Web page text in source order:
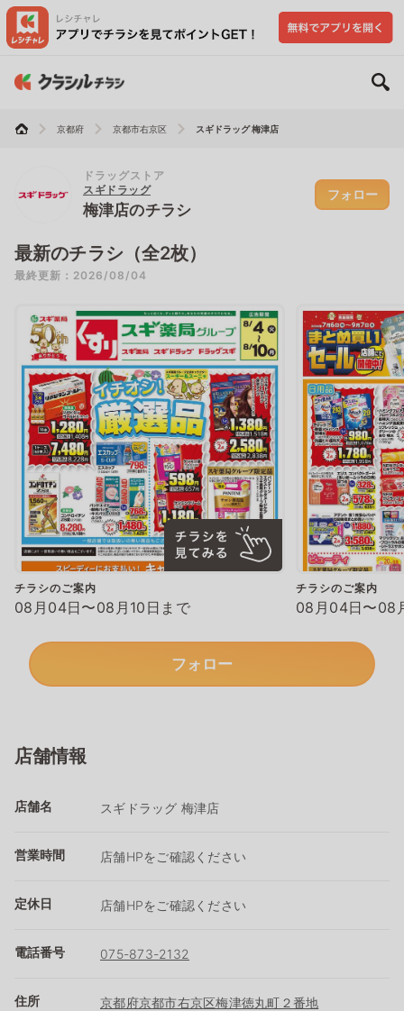
京都府 京都市右京区 スギドラッグ 梅津店
ドラッグストア
スギドラッグ
梅津店のチラシ
フォロー
最新のチラシ（全2枚）
最終更新：2026/08/04
チラシのご案内
08月04日〜08月10日まで
チラシのご案内
08月04日〜08
フォロー
店舗情報
店舗名 スギドラッグ 梅津店
営業時間 店舗HPをご確認ください
定休日 店舗HPをご確認ください
電話番号 075-873-2132
住所 京都府京都市右京区梅津徳丸町２番地